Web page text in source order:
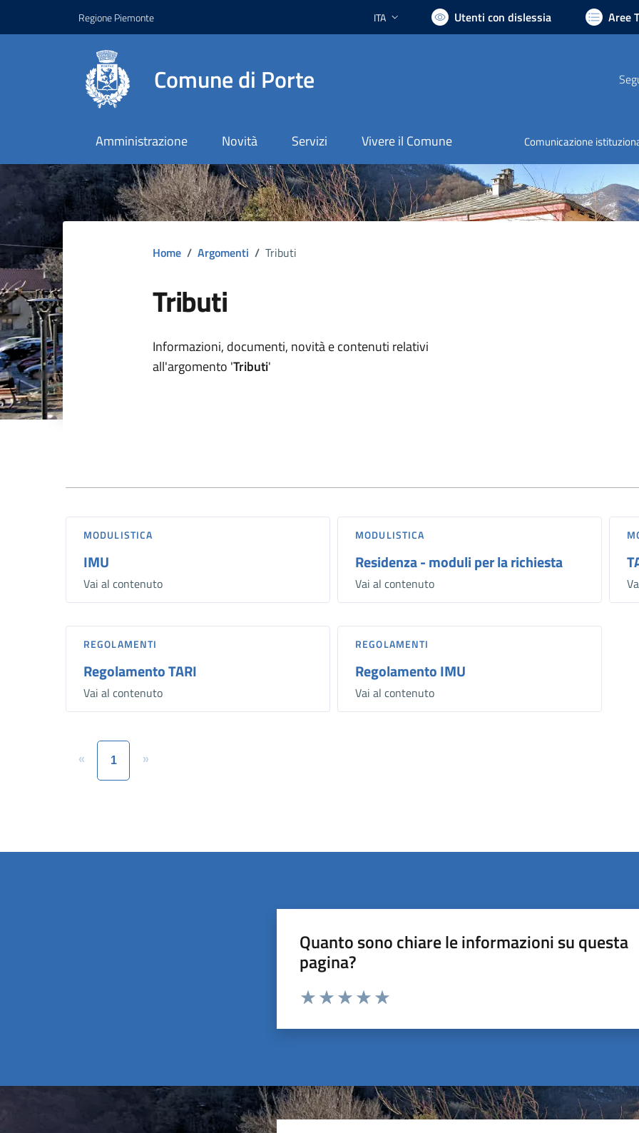
Regione Piemonte Lingua attiva:
ITA Utenti con dislessia Aree
Comune di Porte
Amministrazione Novità Servizi Vivere il Comune Comunicazione
Home / Argomenti / Tributi
Tributi
Dettagli argomento
Informazioni, documenti, novità e contenuti relativi
all'argomento 'Tributi'
MODULISTICA
IMU
Vai al contenuto
MODULISTICA
Residenza - moduli per la richiesta
Vai al contenuto
REGOLAMENTI
Regolamento TARI
Vai al contenuto
REGOLAMENTI
Regolamento IMU
Vai al contenuto
« 1 »
Quanto sono chiare le informazioni su questa
pagina?
Valuta da 1 a 5 stelle la pagina